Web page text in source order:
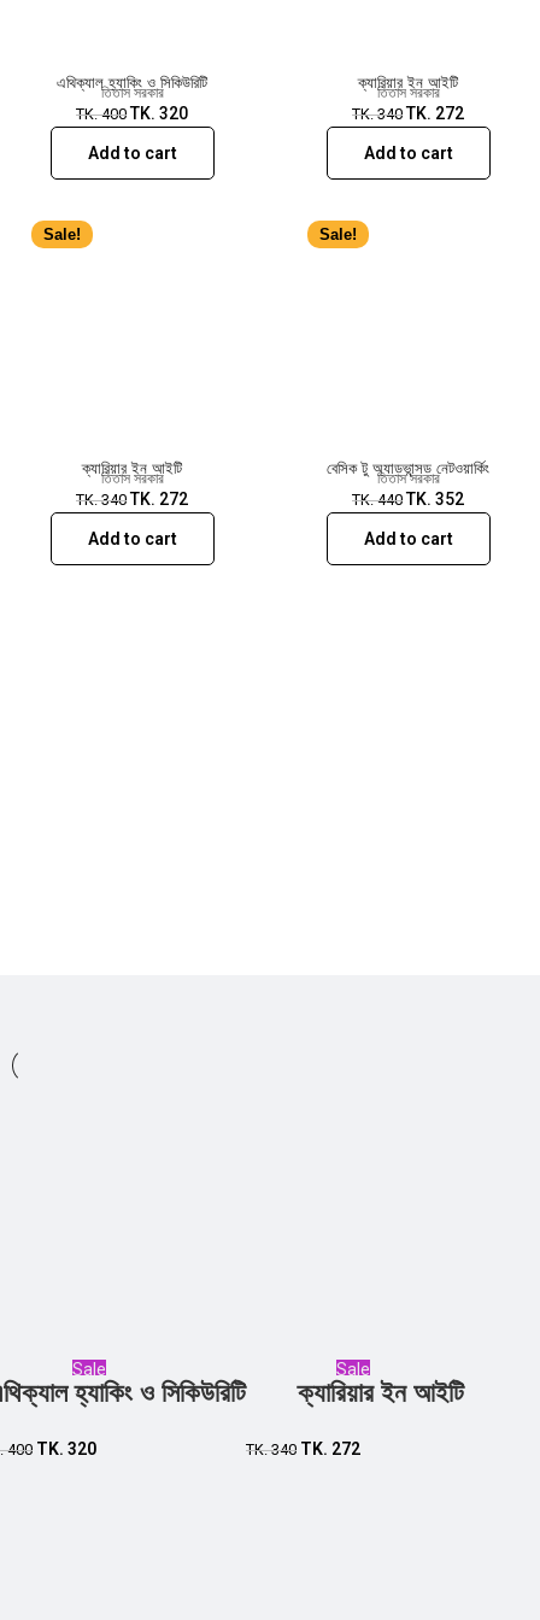
এথিক্যাল হ্যাকিং ও সিকিউরিটি
তিতাস সরকার
TK.400 TK. 320
Add to cart
ক্যারিয়ার ইন আইটি
তিতাস সরকার
TK.340 TK. 272
Add to cart
Sale!
ক্যারিয়ার ইন আইটি
তিতাস সরকার
TK.340 TK. 272
Add to cart
Sale!
বেসিক টু অ্যাডভান্সড নেটওয়ার্কিং
তিতাস সরকার
TK.440 TK. 352
Add to cart
Sale
হ্যাকিং ও সিকিউরিটি
400 TK. 320
Sale
ক্যারিয়ার ইন আইটি
TK.340 TK. 272